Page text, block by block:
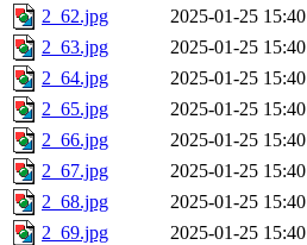
2_62.jpg
2025-01-25 15:40
2_63.jpg
2025-01-25 15:40
2_64.jpg
2025-01-25 15:40
2_65.jpg
2025-01-25 15:40
2_66.jpg
2025-01-25 15:40
2_67.jpg
2025-01-25 15:40
2_68.jpg
2025-01-25 15:40
2_69.jpg
2025-01-25 15:40